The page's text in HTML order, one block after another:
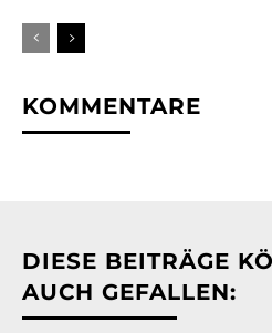
KOMMENTARE
DIESE BEITRÄGE
AUCH GEFALLEN: